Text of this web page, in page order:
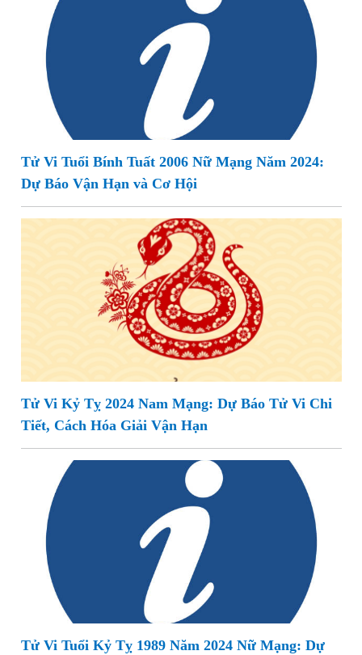
Tử Vi Tuổi Bính Tuất 2006 Nữ Mạng Năm 2024:
Dự Báo Vận Hạn và Cơ Hội
Tử Vi Kỷ Tỵ 2024 Nam Mạng: Dự Báo Tử Vi Chi
Tiết, Cách Hóa Giải Vận Hạn
Tử Vi Tuổi Kỷ Tỵ 1989 Năm 2024 Nữ Mạng: Dự